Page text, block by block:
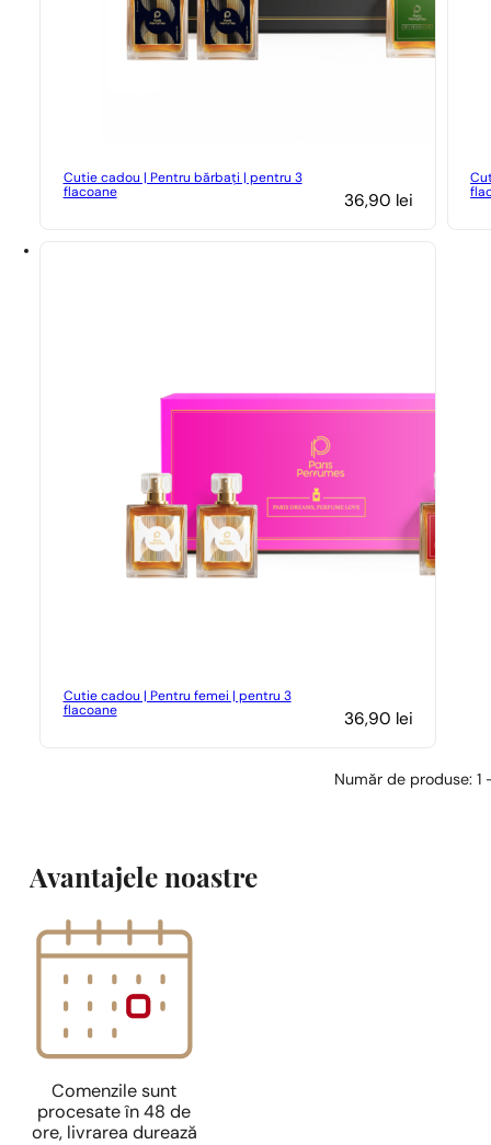
Cutie cadou | Pentru bărbați | pentru 3
flacoane
36,90 lei
Cutie cadou | Pentru femei | pentru 3
flacoane
36,90 lei
Număr de produse: 1
Avantajele noastre
Comenzile sunt
procesate în 48 de
ore, livrarea durează